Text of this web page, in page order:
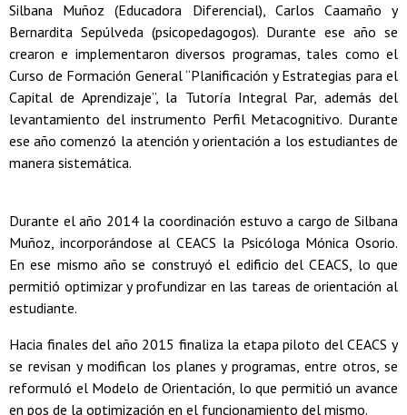
Silbana Muñoz (Educadora Diferencial), Carlos Caamaño y
Bernardita Sepúlveda (psicopedagogos). Durante ese año se
crearon e implementaron diversos programas, tales como el
Curso de Formación General “Planificación y Estrategias para el
Capital de Aprendizaje”, la Tutoría Integral Par, además del
levantamiento del instrumento Perfil Metacognitivo. Durante
ese año comenzó la atención y orientación a los estudiantes de
manera sistemática.
Durante el año 2014 la coordinación estuvo a cargo de Silbana
Muñoz, incorporándose al CEACS la Psicóloga Mónica Osorio.
En ese mismo año se construyó el edificio del CEACS, lo que
permitió optimizar y profundizar en las tareas de orientación al
estudiante.
Hacia finales del año 2015 finaliza la etapa piloto del CEACS y
se revisan y modifican los planes y programas, entre otros, se
reformuló el Modelo de Orientación, lo que permitió un avance
en pos de la optimización en el funcionamiento del mismo.